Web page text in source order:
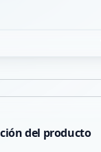
del producto